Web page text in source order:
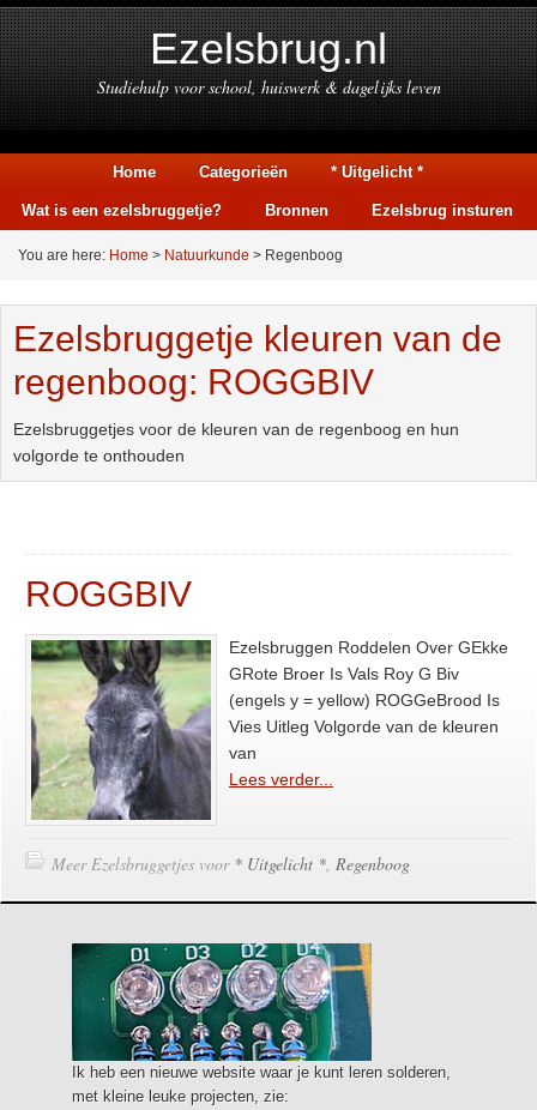
Ezelsbrug.nl
Studiehulp voor school, huiswerk & dagelijks leven
Home Categorieën * Uitgelicht *
Wat is een ezelsbruggetje? Bronnen Ezelsbrug insturen
You are here: Home > Natuurkunde > Regenboog
Ezelsbruggetje kleuren van de
regenboog: ROGGBIV
Ezelsbruggetjes voor de kleuren van de regenboog en hun
volgorde te onthouden
ROGGBIV
Ezelsbruggen Roddelen Over GEkke
GRote Broer Is Vals Roy G Biv
(engels y = yellow) ROGGeBrood Is
Vies Uitleg Volgorde van de kleuren
van
Lees verder...
Meer Ezelsbruggetjes voor * Uitgelicht *, Regenboog
Ik heb een nieuwe website waar je kunt leren solderen,
met kleine leuke projecten, zie: